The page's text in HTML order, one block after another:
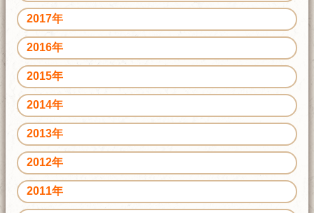
2017年
2016年
2015年
2014年
2013年
2012年
2011年